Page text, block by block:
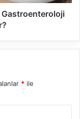
Gastroenteroloji
* ile